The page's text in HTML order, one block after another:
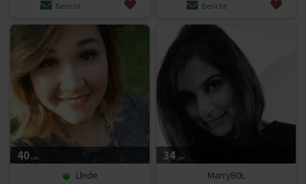
Bericht Bericht
40 jaar
Llnde
34 jaar
MarryB0L